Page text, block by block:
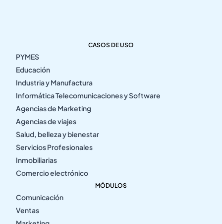
CASOS DE USO
PYMES
Educación
Industria y Manufactura
Informática Telecomunicaciones y Software
Agencias de Marketing
Agencias de viajes
Salud, belleza y bienestar
Servicios Profesionales
Inmobiliarias
Comercio electrónico
MÓDULOS
Comunicación
Ventas